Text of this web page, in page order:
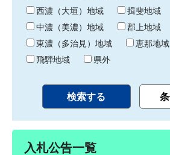
り 西濃（大垣）地域
揖斐地域
中濃（美濃）地域
郡上地域
東濃（多治見）地域
恵那地域
飛騨地域
県外
入札公告一覧